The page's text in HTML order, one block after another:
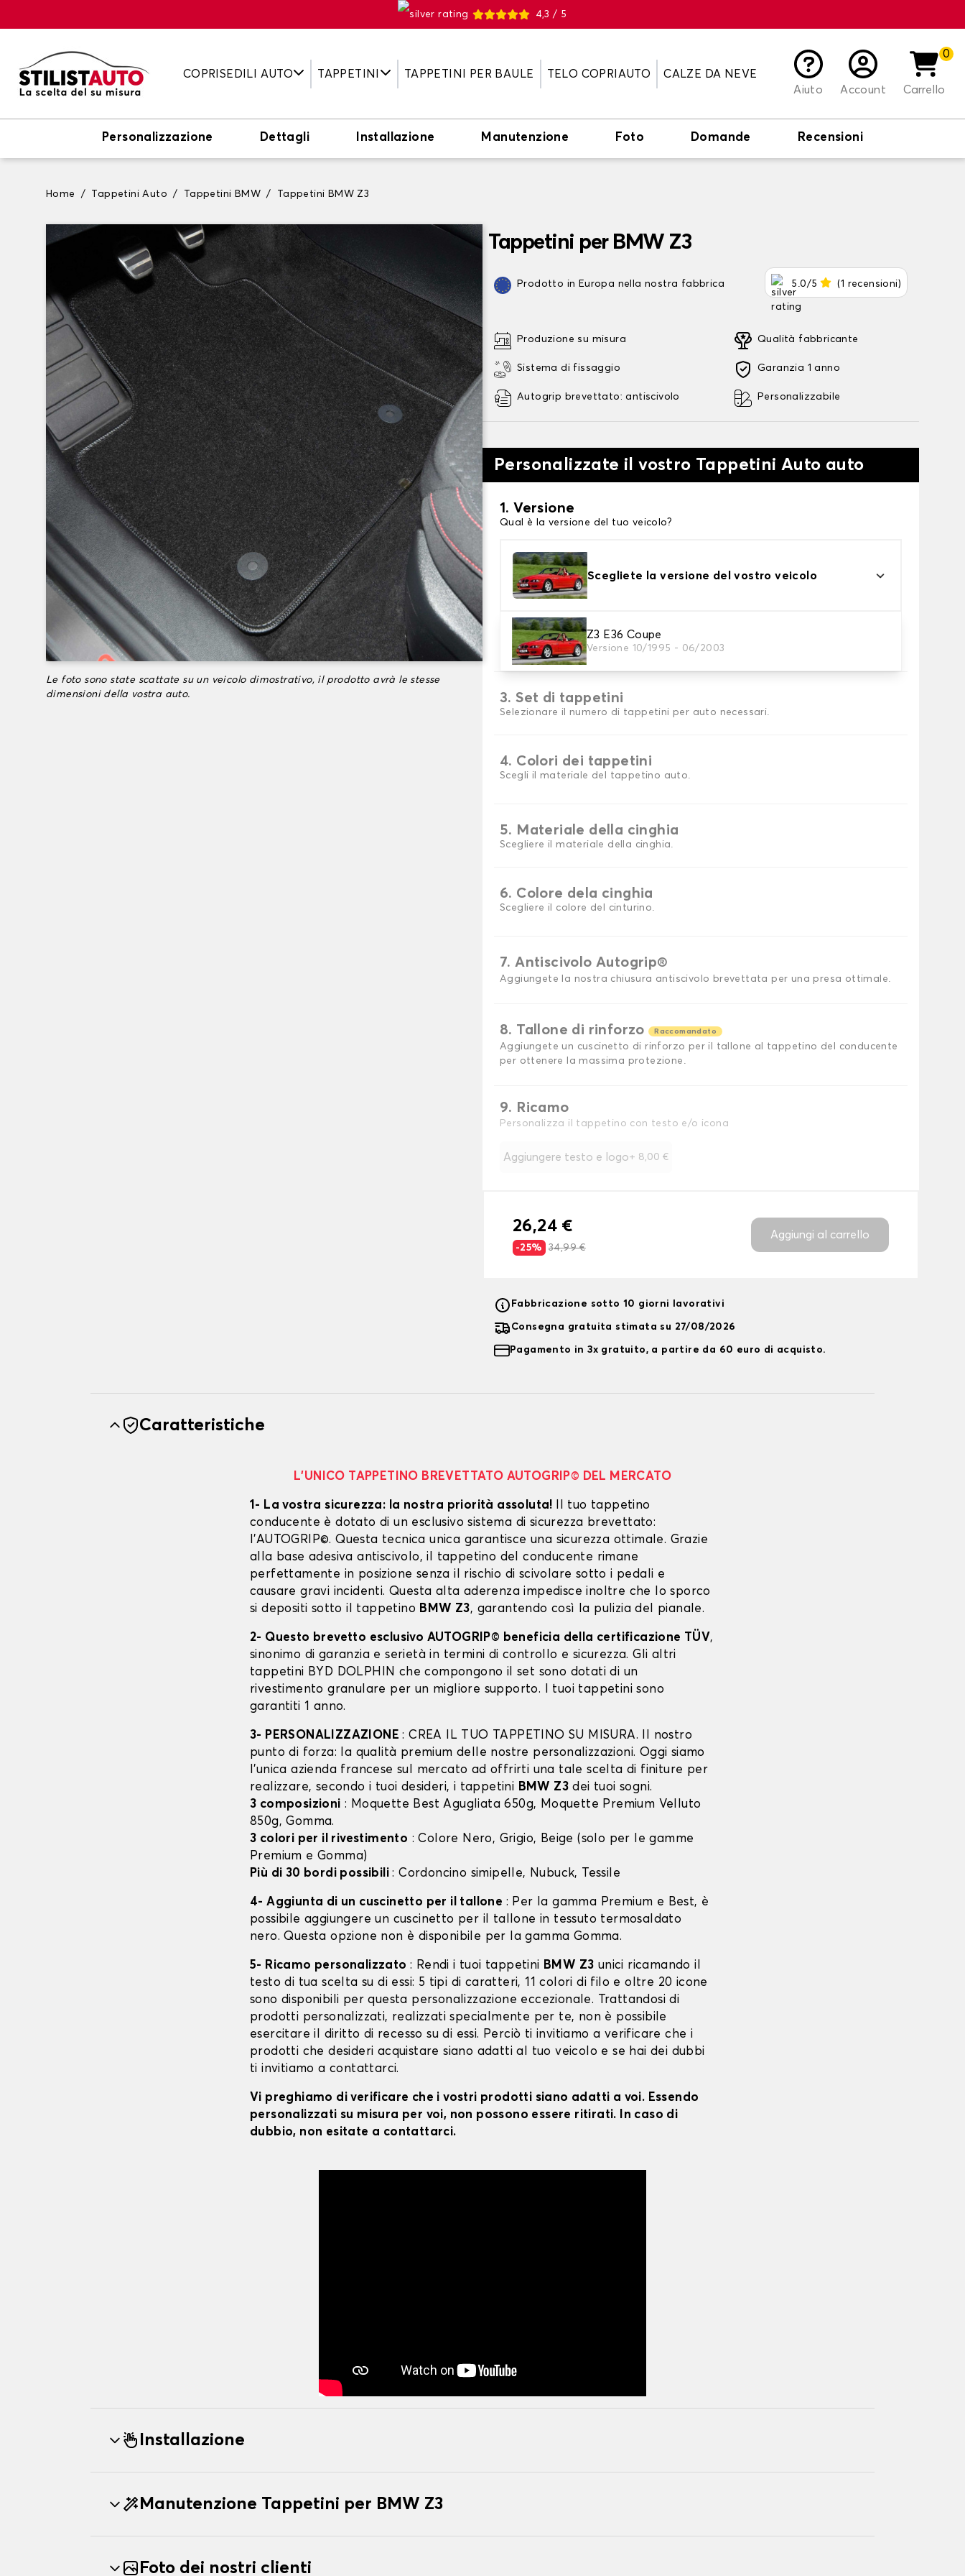
4,3 / 5
COPRISEDILI AUTO TAPPETINI TAPPETINI PER BAULE TELO COPRIAUTO
CALZE DA NEVE
Aiuto
Account
0
Carrello
Personalizzazione Dettagli Installazione Manutenzione Foto Domande Recensioni
Home Tappetini Auto Tappetini BMW Tappetini BMW Z3
Le foto sono state scattate su un veicolo dimostrativo, il prodotto avrà le stesse
dimensioni della vostra auto.
Tappetini per BMW Z3
Prodotto in Europa nella nostra fabbrica 5.0/5 (1 recensioni)
Produzione su misura
Sistema di fissaggio
Autogrip brevettato: antiscivolo
Qualità fabbricante
Garanzia 1 anno
Personalizzabile
Personalizzate il vostro Tappetini Auto auto
1. Versione
Qual è la versione del tuo veicolo?
Scegliete la versione del vostro veicolo
Z3 E36 Coupe
Versione 10/1995 - 06/2003
2. Materiale
Scegli il materiale del tappetini auto
3. Set di tappetini
Selezionare il numero di tappetini per auto necessari.
4. Colori dei tappetini
Scegli il materiale del tappetino auto.
5. Materiale della cinghia
Scegliere il materiale della cinghia.
6. Colore dela cinghia
Scegliere il colore del cinturino.
7. Antiscivolo Autogrip®
Aggiungete la nostra chiusura antiscivolo brevettata per una presa ottimale.
8. Tallone di rinforzo Raccomandato
Aggiungete un cuscinetto di rinforzo per il tallone al tappetino del conducente
per ottenere la massima protezione.
9. Ricamo
Personalizza il tappetino con testo e/o icona
Aggiungere testo e logo+ 8,00 €
26,24 €
-25% 34,99 €
Aggiungi al carrello
Fabbricazione sotto 10 giorni lavorativi
Consegna gratuita stimata su 27/08/2026
Pagamento in 3x gratuito, a partire da 60 euro di acquisto.
Caratteristiche
L’UNICO TAPPETINO BREVETTATO AUTOGRIP© DEL MERCATO
1- La vostra sicurezza: la nostra priorità assoluta! Il tuo tappetino
conducente è dotato di un esclusivo sistema di sicurezza brevettato:
l’AUTOGRIP©. Questa tecnica unica garantisce una sicurezza ottimale. Grazie
alla base adesiva antiscivolo, il tappetino del conducente rimane
perfettamente in posizione senza il rischio di scivolare sotto i pedali e
causare gravi incidenti. Questa alta aderenza impedisce inoltre che lo sporco
si depositi sotto il tappetino BMW Z3, garantendo così la pulizia del pianale.
2- Questo brevetto esclusivo AUTOGRIP© beneficia della certificazione TÜV,
sinonimo di garanzia e serietà in termini di controllo e sicurezza. Gli altri
tappetini BYD DOLPHIN che compongono il set sono dotati di un
rivestimento granulare per un migliore supporto. I tuoi tappetini sono
garantiti 1 anno.
3- PERSONALIZZAZIONE: CREA IL TUO TAPPETINO SU MISURA. Il nostro
punto di forza: la qualità premium delle nostre personalizzazioni. Oggi siamo
l’unica azienda francese sul mercato ad offrirti una tale scelta di finiture per
realizzare, secondo i tuoi desideri, i tappetini BMW Z3 dei tuoi sogni.
3 composizioni : Moquette Best Agugliata 650g, Moquette Premium Velluto
850g, Gomma.
3 colori per il rivestimento : Colore Nero, Grigio, Beige (solo per le gamme
Premium e Gomma)
Più di 30 bordi possibili: Cordoncino simipelle, Nubuck, Tessile
4- Aggiunta di un cuscinetto per il tallone : Per la gamma Premium e Best, è
possibile aggiungere un cuscinetto per il tallone in tessuto termosaldato
nero. Questa opzione non è disponibile per la gamma Gomma.
5- Ricamo personalizzato : Rendi i tuoi tappetini BMW Z3 unici ricamando il
testo di tua scelta su di essi: 5 tipi di caratteri, 11 colori di filo e oltre 20 icone
sono disponibili per questa personalizzazione eccezionale. Trattandosi di
prodotti personalizzati, realizzati specialmente per te, non è possibile
esercitare il diritto di recesso su di essi. Perciò ti invitiamo a verificare che i
prodotti che desideri acquistare siano adatti al tuo veicolo e se hai dei dubbi
ti invitiamo a contattarci.
Vi preghiamo di verificare che i vostri prodotti siano adatti a voi. Essendo
personalizzati su misura per voi, non possono essere ritirati. In caso di
dubbio, non esitate a contattarci.
Installazione
Manutenzione Tappetini per BMW Z3
Foto dei nostri clienti